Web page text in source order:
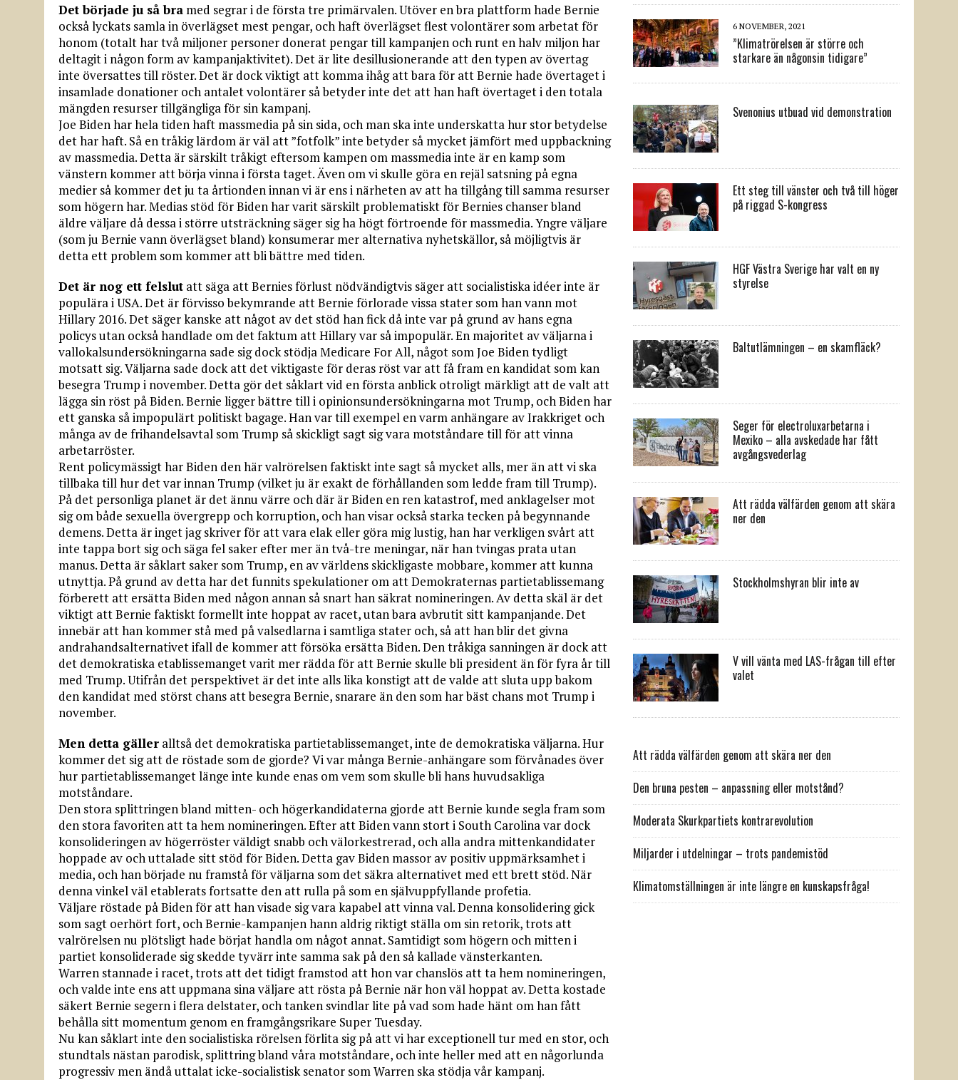
Det började ju så bra med segrar i de första tre primärvalen. Utöver en bra plattform hade Bernie
också lyckats samla in överlägset mest pengar, och haft överlägset flest volontärer som arbetat för
honom (totalt har två miljoner personer donerat pengar till kampanjen och runt en halv miljon har
deltagit i någon form av kampanjaktivitet). Det är lite desillusionerande att den typen av övertag
inte översattes till röster. Det är dock viktigt att komma ihåg att bara för att Bernie hade övertaget i
insamlade donationer och antalet volontärer så betyder inte det att han haft övertaget i den totala
mängden resurser tillgängliga för sin kampanj.
Joe Biden har hela tiden haft massmedia på sin sida, och man ska inte underskatta hur stor betydelse
det har haft. Så en tråkig lärdom är väl att ”fotfolk” inte betyder så mycket jämfört med uppbackning
av massmedia. Detta är särskilt tråkigt eftersom kampen om massmedia inte är en kamp som
vänstern kommer att börja vinna i första taget. Även om vi skulle göra en rejäl satsning på egna
medier så kommer det ju ta årtionden innan vi är ens i närheten av att ha tillgång till samma resurser
som högern har. Medias stöd för Biden har varit särskilt problematiskt för Bernies chanser bland
äldre väljare då dessa i större utsträckning säger sig ha högt förtroende för massmedia. Yngre väljare
(som ju Bernie vann överlägset bland) konsumerar mer alternativa nyhetskällor, så möjligtvis är
detta ett problem som kommer att bli bättre med tiden.
Det är nog ett felslut att säga att Bernies förlust nödvändigtvis säger att socialistiska idéer inte är
populära i USA. Det är förvisso bekymrande att Bernie förlorade vissa stater som han vann mot
Hillary 2016. Det säger kanske att något av det stöd han fick då inte var på grund av hans egna
policys utan också handlade om det faktum att Hillary var så impopulär. En majoritet av väljarna i
vallokalsundersökningarna sade sig dock stödja Medicare For All, något som Joe Biden tydligt
motsatt sig. Väljarna sade dock att det viktigaste för deras röst var att få fram en kandidat som kan
besegra Trump i november. Detta gör det såklart vid en första anblick otroligt märkligt att de valt att
lägga sin röst på Biden. Bernie ligger bättre till i opinionsundersökningarna mot Trump, och Biden har
ett ganska så impopulärt politiskt bagage. Han var till exempel en varm anhängare av Irakkriget och
många av de frihandelsavtal som Trump så skickligt sagt sig vara motståndare till för att vinna
arbetarröster.
Rent policymässigt har Biden den här valrörelsen faktiskt inte sagt så mycket alls, mer än att vi ska
tillbaka till hur det var innan Trump (vilket ju är exakt de förhållanden som ledde fram till Trump).
På det personliga planet är det ännu värre och där är Biden en ren katastrof, med anklagelser mot
sig om både sexuella övergrepp och korruption, och han visar också starka tecken på begynnande
demens. Detta är inget jag skriver för att vara elak eller göra mig lustig, han har verkligen svårt att
inte tappa bort sig och säga fel saker efter mer än två-tre meningar, när han tvingas prata utan
manus. Detta är såklart saker som Trump, en av världens skickligaste mobbare, kommer att kunna
utnyttja. På grund av detta har det funnits spekulationer om att Demokraternas partietablissemang
förberett att ersätta Biden med någon annan så snart han säkrat nomineringen. Av detta skäl är det
viktigt att Bernie faktiskt formellt inte hoppat av racet, utan bara avbrutit sitt kampanjande. Det
innebär att han kommer stå med på valsedlarna i samtliga stater och, så att han blir det givna
andrahandsalternativet ifall de kommer att försöka ersätta Biden. Den tråkiga sanningen är dock att
det demokratiska etablissemanget varit mer rädda för att Bernie skulle bli president än för fyra år till
med Trump. Utifrån det perspektivet är det inte alls lika konstigt att de valde att sluta upp bakom
den kandidat med störst chans att besegra Bernie, snarare än den som har bäst chans mot Trump i
november.
Men detta gäller alltså det demokratiska partietablissemanget, inte de demokratiska väljarna. Hur
kommer det sig att de röstade som de gjorde? Vi var många Bernie-anhängare som förvånades över
hur partietablissemanget länge inte kunde enas om vem som skulle bli hans huvudsakliga
motståndare.
Den stora splittringen bland mitten- och högerkandidaterna gjorde att Bernie kunde segla fram som
den stora favoriten att ta hem nomineringen. Efter att Biden vann stort i South Carolina var dock
konsolideringen av högerröster väldigt snabb och välorkestrerad, och alla andra mittenkandidater
hoppade av och uttalade sitt stöd för Biden. Detta gav Biden massor av positiv uppmärksamhet i
media, och han började nu framstå för väljarna som det säkra alternativet med ett brett stöd. När
denna vinkel väl etablerats fortsatte den att rulla på som en självuppfyllande profetia.
Väljare röstade på Biden för att han visade sig vara kapabel att vinna val. Denna konsolidering gick
som sagt oerhört fort, och Bernie-kampanjen hann aldrig riktigt ställa om sin retorik, trots att
valrörelsen nu plötsligt hade börjat handla om något annat. Samtidigt som högern och mitten i
partiet konsoliderade sig skedde tyvärr inte samma sak på den så kallade vänsterkanten.
Warren stannade i racet, trots att det tidigt framstod att hon var chanslös att ta hem nomineringen,
och valde inte ens att uppmana sina väljare att rösta på Bernie när hon väl hoppat av. Detta kostade
säkert Bernie segern i flera delstater, och tanken svindlar lite på vad som hade hänt om han fått
behålla sitt momentum genom en framgångsrikare Super Tuesday.
Nu kan såklart inte den socialistiska rörelsen förlita sig på att vi har exceptionell tur med en stor, och
stundtals nästan parodisk, splittring bland våra motståndare, och inte heller med att en någorlunda
progressiv men ändå uttalat icke-socialistisk senator som Warren ska stödja vår kampanj.
6 NOVEMBER, 2021
”Klimatrörelsen är större och
starkare än någonsin tidigare”
Svenonius utbuad vid demonstration
Ett steg till vänster och två till höger
på riggad S-kongress
HGF Västra Sverige har valt en ny
styrelse
Baltutlämningen – en skamfläck?
Seger för electroluxarbetarna i
Mexiko – alla avskedade har fått
avgångsvederlag
Att rädda välfärden genom att skära
ner den
Stockholmshyran blir inte av
V vill vänta med LAS-frågan till efter
valet
Att rädda välfärden genom att skära ner den
Den bruna pesten – anpassning eller motstånd?
Moderata Skurkpartiets kontrarevolution
Miljarder i utdelningar – trots pandemistöd
Klimatomställningen är inte längre en kunskapsfråga!